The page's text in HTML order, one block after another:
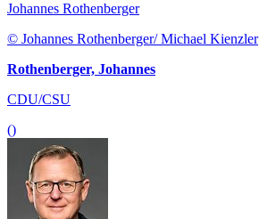
Johannes Rothenberger
© Johannes Rothenberger/ Michael Kienzler
Rothenberger, Johannes
CDU/CSU
()